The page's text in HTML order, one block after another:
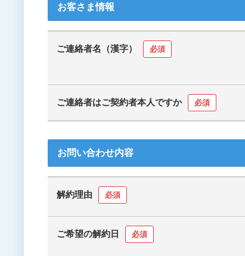
お客さま情報
ご連絡者名（漢字） 必須
ご連絡者はご契約者本人ですか 必須
お問い合わせ内容
解約理由 必須
ご希望の解約日 必須